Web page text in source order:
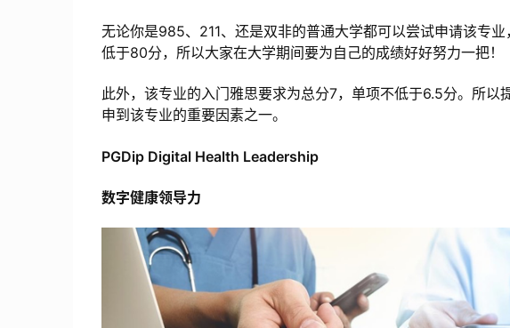
无论你是985、211、还是双非的普通大学都可以尝试申请该专
低于80分，所以大家在大学期间要为自己的成绩好好努力一把！
此外，该专业的入门雅思要求为总分7，单项不低于6.5分。所以
申到该专业的重要因素之一。
PGDip Digital Health Leadership
数字健康领导力